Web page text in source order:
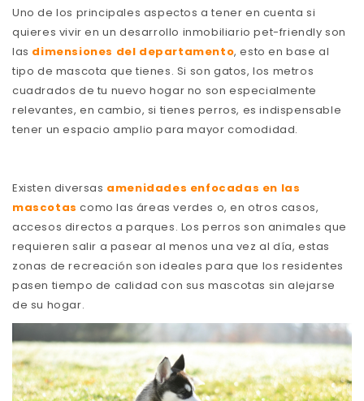
Uno de los principales aspectos a tener en cuenta si
quieres vivir en un desarrollo inmobiliario pet-friendly son
las dimensiones del departamento, esto en base al
tipo de mascota que tienes. Si son gatos, los metros
cuadrados de tu nuevo hogar no son especialmente
relevantes, en cambio, si tienes perros, es indispensable
tener un espacio amplio para mayor comodidad.
Existen diversas amenidades enfocadas en las
mascotas como las áreas verdes o, en otros casos,
accesos directos a parques. Los perros son animales que
requieren salir a pasear al menos una vez al día, estas
zonas de recreación son ideales para que los residentes
pasen tiempo de calidad con sus mascotas sin alejarse
de su hogar.